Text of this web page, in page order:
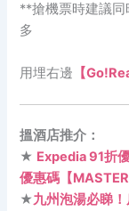
**搶機票時建議
多
用埋右邊 【
搵酒店推介：
★ Expedia 91折
優惠碼【
★九州泡湯必睇